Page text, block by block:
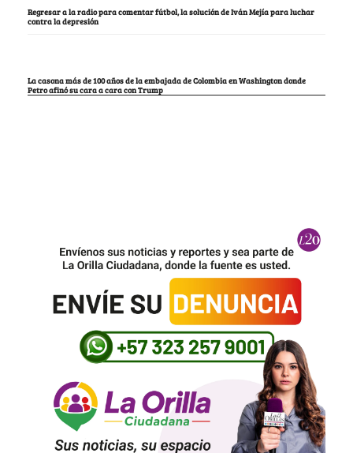
Regresar a la radio para comentar fútbol, la solución de Iván Mejía para luchar
contra la depresión
La casona más de 100 años de la embajada de Colombia en Washington donde
Petro afinó su cara a cara con Trump